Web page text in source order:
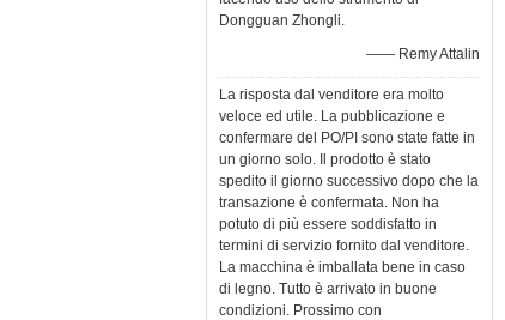
Dongguan Zhongli.
—— Remy Attalin
La risposta dal venditore era molto
veloce ed utile. La pubblicazione e
confermare del PO/PI sono state fatte in
un giorno solo. Il prodotto è stato
spedito il giorno successivo dopo che la
transazione è confermata. Non ha
potuto di più essere soddisfatto in
termini di servizio fornito dal venditore.
La macchina è imballata bene in caso
di legno. Tutto è arrivato in buone
condizioni. Prossimo con